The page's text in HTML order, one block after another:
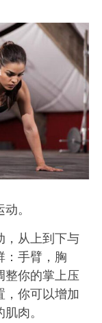
。
，从上到下与
：手臂，胸
整你的掌上压
你可以增加
肉。